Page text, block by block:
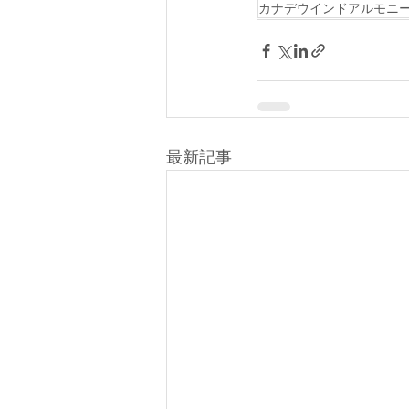
カナデウインドアルモニ
最新記事